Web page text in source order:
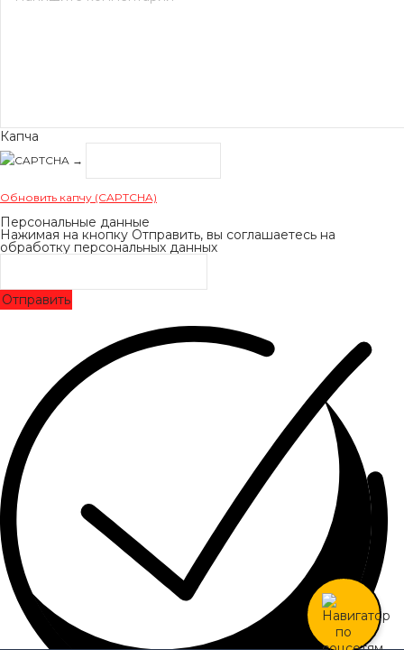
Капча
→
Обновить капчу (CAPTCHA)
Персональные данные
Нажимая на кнопку Отправить, вы соглашаетесь на
обработку персональных данных
Отправить